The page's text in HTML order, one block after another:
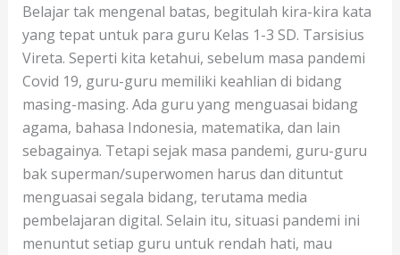
Belajar tak mengenal batas, begitulah kira-kira kata
yang tepat untuk para guru Kelas 1-3 SD. Tarsisius
Vireta. Seperti kita ketahui, sebelum masa pandemi
Covid 19, guru-guru memiliki keahlian di bidang
masing-masing. Ada guru yang menguasai bidang
agama, bahasa Indonesia, matematika, dan lain
sebagainya. Tetapi sejak masa pandemi, guru-guru
bak superman/superwomen harus dan dituntut
menguasai segala bidang, terutama media
pembelajaran digital. Selain itu, situasi pandemi ini
menuntut setiap guru untuk rendah hati, mau